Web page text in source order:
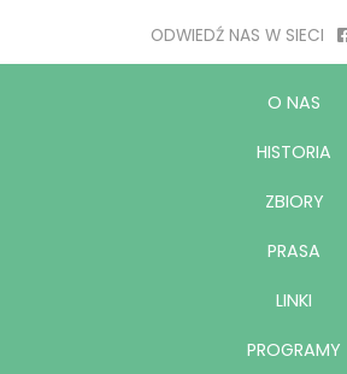
ODWIEDŹ NAS W SIECI
O NAS
HISTORIA
ZBIORY
PRASA
LINKI
PROGRAMY